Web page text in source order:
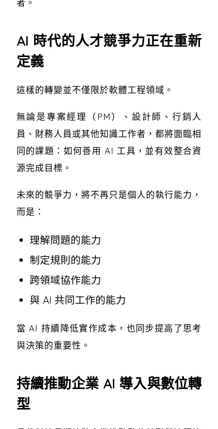
者。
AI 時代的人才競爭力正在重新
定義
這樣的轉變並不僅限於軟體工程領域。
無論是專案經理（PM）、設計師、行銷人
員、財務人員或其他知識工作者，都將面臨相
同的課題：如何善用 AI 工具，並有效整合資
源完成目標。
未來的競爭力，將不再只是個人的執行能力，
而是：
理解問題的能力
制定規則的能力
跨領域協作能力
與 AI 共同工作的能力
當 AI 持續降低實作成本，也同步提高了思考
與決策的重要性。
持續推動企業 AI 導入與數位轉
型